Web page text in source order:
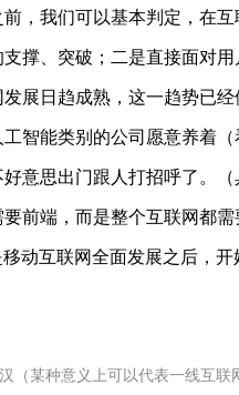
，我们可以基本判定，在
撑、突破；二是直接面对用
展日趋成熟，这一趋势已经
工智能类别的公司愿意养着
意思出门跟人打招呼了。
前端，而是整个互联网都
动互联网全面发展之后，开
（某种意义上可以代表一线互